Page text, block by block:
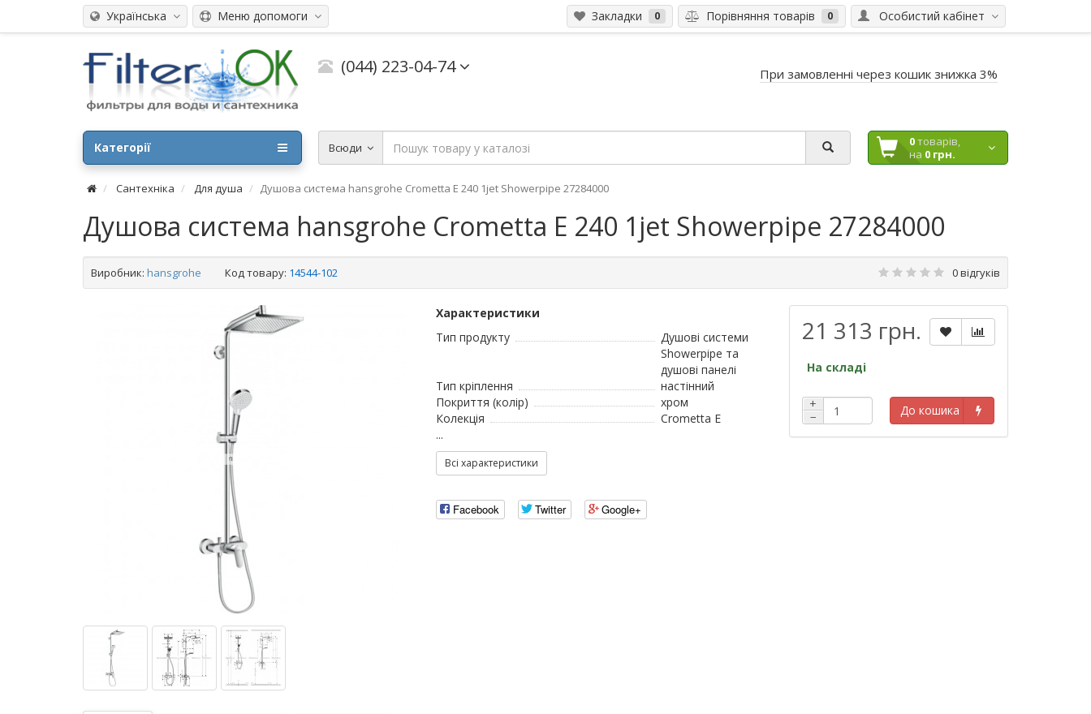
Українська Особистий кабінет
Меню допомоги Закладки 0 Порівняння товарів 0
(044) 223-04-74 При замовленні через кошик знижка 3%
Всюди 0товарів,
на 0 грн.
Категорії
Сантехніка Для душа Душова система hansgrohe Crometta E 240 1jet Showerpipe 27284000
Душова система hansgrohe Crometta E 240 1jet Showerpipe 27284000
Виробник: hansgrohe Код товару: 14544-102 0 відгуків
Характеристики
Тип продукту
Душові системи
Showerpipe та
душові панелі
Тип кріплення
настінний
Покриття (колір)
хром
Колекція
Crometta Е
...
Всі характеристики
Facebook Twitter Google+
21 313 грн.
На складі
+
−
До кошика